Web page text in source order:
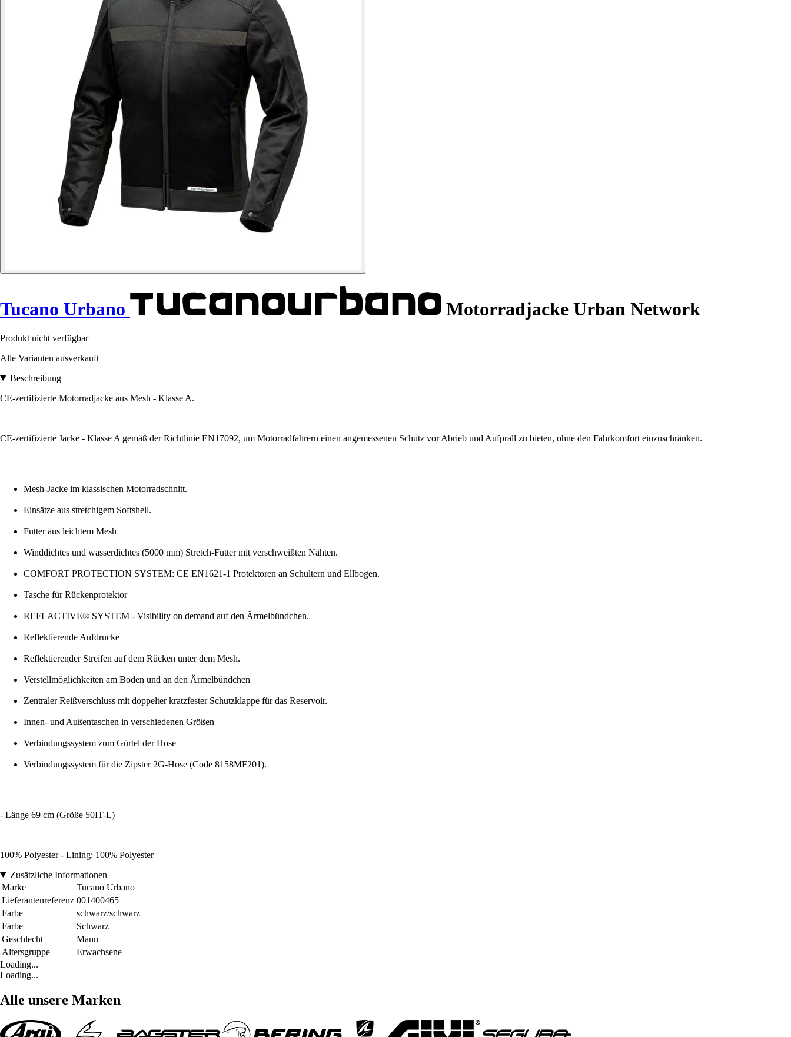
Tucano Urbano Motorradjacke Urban Network
Produkt nicht verfügbar
Alle Varianten ausverkauft
Beschreibung
CE-zertifizierte Motorradjacke aus Mesh - Klasse A.
CE-zertifizierte Jacke - Klasse A gemäß der Richtlinie EN17092, um Motorradfahrern einen angemessenen Schutz vor Abrieb und Aufprall zu bieten, ohne den Fahrkomfort einzuschränken.
Mesh-Jacke im klassischen Motorradschnitt.
Einsätze aus stretchigem Softshell.
Futter aus leichtem Mesh
Winddichtes und wasserdichtes (5000 mm) Stretch-Futter mit verschweißten Nähten.
COMFORT PROTECTION SYSTEM: CE EN1621-1 Protektoren an Schultern und Ellbogen.
Tasche für Rückenprotektor
REFLACTIVE® SYSTEM - Visibility on demand auf den Ärmelbündchen.
Reflektierende Aufdrucke
Reflektierender Streifen auf dem Rücken unter dem Mesh.
Verstellmöglichkeiten am Boden und an den Ärmelbündchen
Zentraler Reißverschluss mit doppelter kratzfester Schutzklappe für das Reservoir.
Innen- und Außentaschen in verschiedenen Größen
Verbindungssystem zum Gürtel der Hose
Verbindungssystem für die Zipster 2G-Hose (Code 8158MF201).
- Länge 69 cm (Größe 50IT-L)
100% Polyester - Lining: 100% Polyester
Zusätzliche Informationen
Marke
Tucano Urbano
Lieferantenreferenz 001400465
Farbe
schwarz/schwarz
Farbe
Schwarz
Geschlecht
Mann
Altersgruppe
Erwachsene
Loading...
Loading...
Alle unsere Marken